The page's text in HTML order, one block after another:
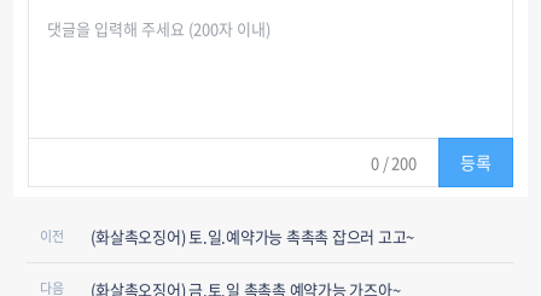
0/ 200 등록
이전 (화살촉오징어) 토.일.예약가능 촉촉촉 잡으러 고고~
다음 (화살촉오징어) 금.토.일 촉촉촉 예약가능 가즈아~